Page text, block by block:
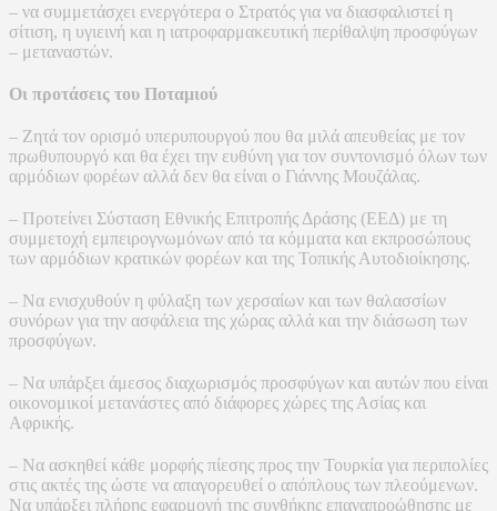
– να συμμετάσχει ενεργότερα ο Στρατός για να διασφαλιστεί η
σίτιση, η υγιεινή και η ιατροφαρμακευτική περίθαλψη προσφύγων
– μεταναστών.
Οι προτάσεις του Ποταμιού
– Ζητά τον ορισμό υπερυπουργού που θα μιλά απευθείας με τον
πρωθυπουργό και θα έχει την ευθύνη για τον συντονισμό όλων των
αρμόδιων φορέων αλλά δεν θα είναι ο Γιάννης Μουζάλας.
– Προτείνει Σύσταση Εθνικής Επιτροπής Δράσης (ΕΕΔ) με τη
συμμετοχή εμπειρογνωμόνων από τα κόμματα και εκπροσώπους
των αρμόδιων κρατικών φορέων και της Τοπικής Αυτοδιοίκησης.
– Να ενισχυθούν η φύλαξη των χερσαίων και των θαλασσίων
συνόρων για την ασφάλεια της χώρας αλλά και την διάσωση των
προσφύγων.
– Να υπάρξει άμεσος διαχωρισμός προσφύγων και αυτών που είναι
οικονομικοί μετανάστες από διάφορες χώρες της Ασίας και
Αφρικής.
– Να ασκηθεί κάθε μορφής πίεσης προς την Τουρκία για περιπολίες
στις ακτές της ώστε να απαγορευθεί ο απόπλους των πλεούμενων.
Να υπάρξει πλήρης εφαρμογή της συνθήκης επαναπροώθησης με